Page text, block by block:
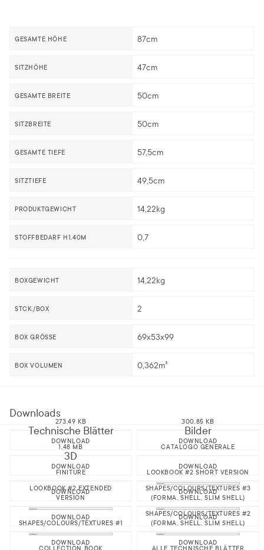
GESAMTE HÖHE 87cm
SITZHÖHE 47cm
GESAMTE BREITE 50cm
SITZBREITE 50cm
GESAMTE TIEFE 57,5cm
SITZTIEFE 49,5cm
PRODUKTGEWICHT 14,22kg
STOFFBEDARF H1,40M 0,7
BOXGEWICHT 14,22kg
STCK./BOX 2
BOX GRÖSSE 69x53x99
BOX VOLUMEN 0,362m³
Downloads
Technische Blätter
273,49 KB
DOWNLOAD
Bilder
300,85 KB
DOWNLOAD
3D
1,48 MB
DOWNLOAD
CATALOGO GENERALE
DOWNLOAD
FINITURE
DOWNLOAD
LOOKBOOK #2 SHORT VERSION
DOWNLOAD
LOOKBOOK #2 EXTENDED
VERSION
DOWNLOAD
SHAPES/COLOURS/TEXTURES #3
(FORMA, SHELL, SLIM SHELL)
DOWNLOAD
SHAPES/COLOURS/TEXTURES #1
DOWNLOAD
SHAPES/COLOURS/TEXTURES #2
(FORMA, SHELL, SLIM SHELL)
DOWNLOAD
COLLECTION BOOK
ALLE TECHNISCHE BLÄTTER